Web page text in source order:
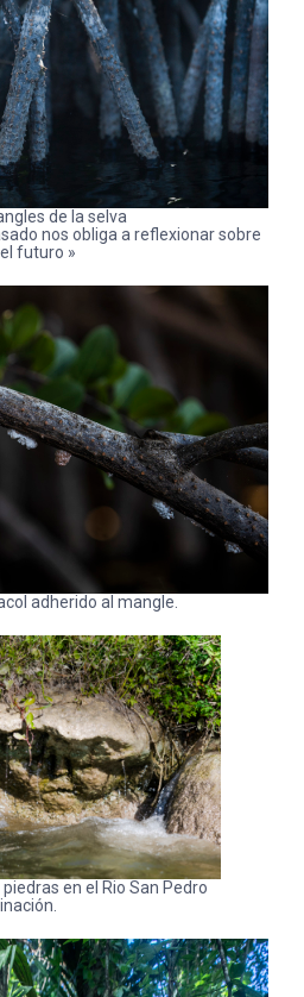
de la selva
nos obliga a reflexionar sobre
el futuro »
adherido al mangle.
en el Rio San Pedro